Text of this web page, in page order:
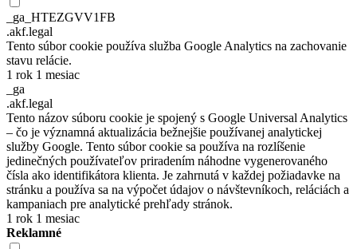
_ga_HTEZGVV1FB
.akf.legal
Tento súbor cookie používa služba Google Analytics na zachovanie
stavu relácie.
1 rok 1 mesiac
_ga
.akf.legal
Tento názov súboru cookie je spojený s Google Universal Analytics
– čo je významná aktualizácia bežnejšie používanej analytickej
služby Google. Tento súbor cookie sa používa na rozlíšenie
jedinečných používateľov priradením náhodne vygenerovaného
čísla ako identifikátora klienta. Je zahrnutá v každej požiadavke na
stránku a používa sa na výpočet údajov o návštevníkoch, reláciách a
kampaniach pre analytické prehľady stránok.
1 rok 1 mesiac
Reklamné